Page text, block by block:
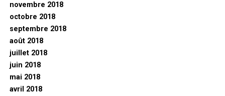
novembre 2018
octobre 2018
septembre 2018
août 2018
juillet 2018
juin 2018
mai 2018
avril 2018